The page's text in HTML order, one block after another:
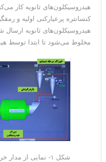
هیدروسیکلون‌های ثانویه کار
کنسانتره پرعیارکنی اولیه و
هیدروسیکلون‌های ثانویه
مخلوط می‌شود تا ابتدا توسط
شکل ۱- نمایی از مدار خردایش مجدد در اتاق کنترل